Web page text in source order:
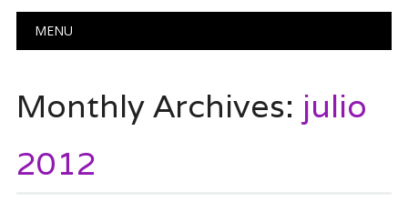
Main menu
MENU
Monthly Archives: julio
2012